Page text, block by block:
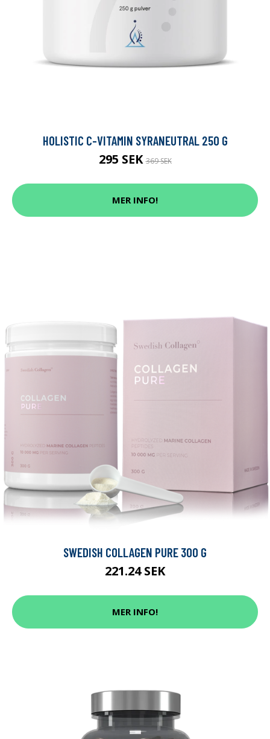
HOLISTIC C-VITAMIN SYRANEUTRAL 250 G
295 SEK369 SEK
MER INFO!
SWEDISH COLLAGEN PURE 300 G
221.24 SEK
MER INFO!